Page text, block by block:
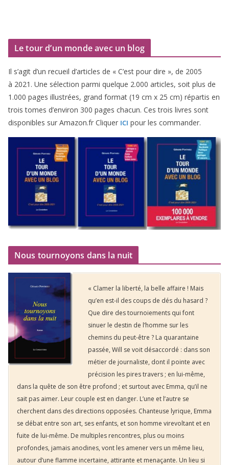
Le tour d’un monde avec un blog
Il s’agit d’un recueil d’ar­ticles de « C’est pour dire », de 2005
à 2021 . Une sélec­tion par­mi quelque 2.000 articles, soit plus de
1 .000 pages illus­trées, grand for­mat (19 cm x 25 cm) répar­tis en
trois tomes d’environ 300 pages cha­cun. Ces trois livres sont
dis­po­nibles sur Amazon​.fr Cliquer ICI pour les commander.
Nous tournoyons dans la nuit
« Clamer la liberté, la belle affaire ! Mais
qu’en est-il des coups de dés du hasard ?
Que dire des tournoiements qui font
sinuer le destin de l’homme sur les
chemins du peut-être ? La quarantaine
passée, Will se voit désaccordé : dans son
métier de journaliste, dont il pointe avec
précision les pires travers ; en lui-même,
dans la quête de son être profond ; et surtout avec Emma, qu’il ne
sait pas aimer. Leur couple est en danger. L’une et l’autre se
cherchent dans des directions opposées. Chanteuse lyrique, Emma
se débat entre son art, ses enfants, et son homme virevoltant et en
fuite de lui-même. De multiples rencontres, plus ou moins
profondes, jamais anodines, vont les amener vers un même lieu,
autour d’une flamme incertaine, attirante et menaçante. Un lieu si